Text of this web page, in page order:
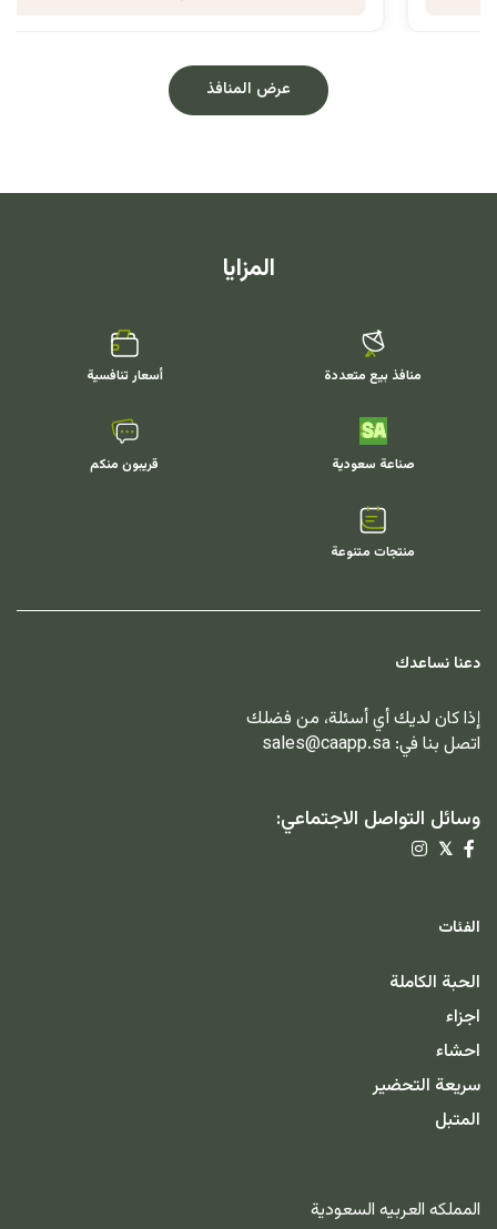
عرض المنافذ
المزايا
منافذ بيع متعددة أسعار تنافسية
صناعة سعودية قريبون منكم
منتجات متنوعة
دعنا نساعدك
إذا كان لديك أي أسئلة، من فضلك
اتصل بنا في: sales@caapp.sa
وسائل التواصل الاجتماعي:
𝕏
الفئات
الحبة الكاملة
اجزاء
احشاء
سريعة التحضير
المتبل
المملكه العربيه السعودية